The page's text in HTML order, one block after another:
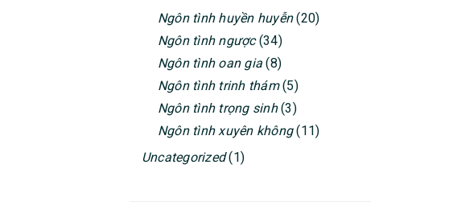
Ngôn tình huyền huyễn(20)
Ngôn tình ngược(34)
Ngôn tình oan gia (8)
Ngôn tình trinh thám(5)
Ngôn tình trọng sinh(3)
Ngôn tình xuyên không(11)
Uncategorized(1)